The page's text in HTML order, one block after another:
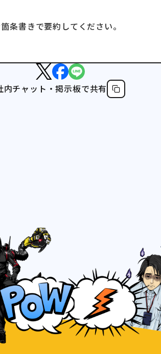
条書きで要約してください。
内チャット・掲示板で共有